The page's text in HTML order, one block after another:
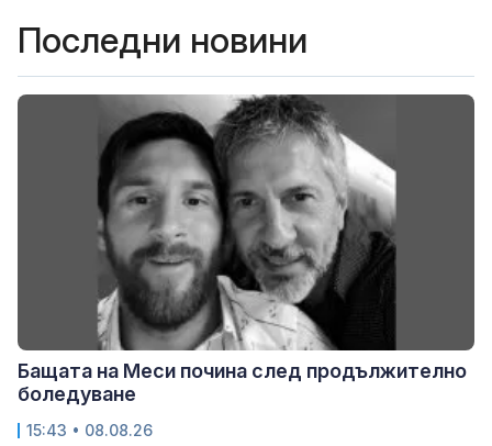
Последни новини
Бащата на Меси почина след продължително
боледуване
15:43 • 08.08.26